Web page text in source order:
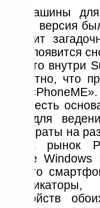
машины
ее версия
он появится
То, что внутри
что
есть
для
затраты на
рынок
Windows
что